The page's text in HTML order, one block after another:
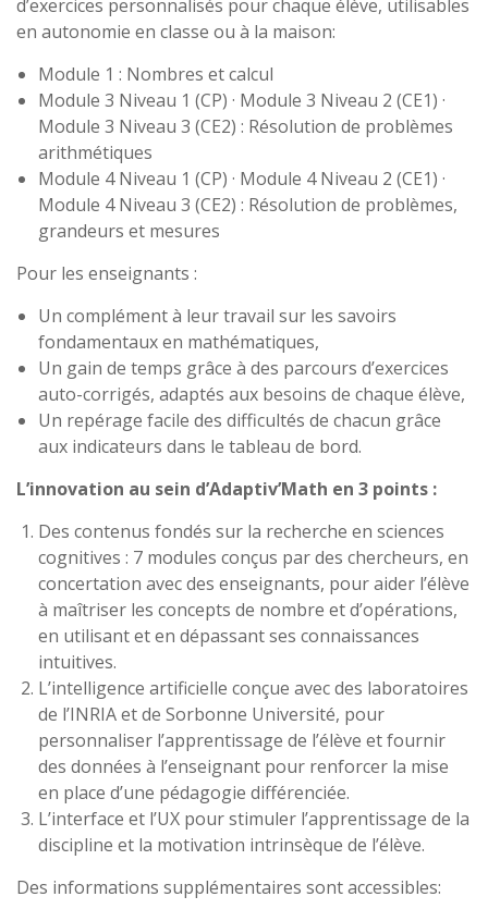
d’exercices personnalisés pour chaque élève, utilisables
en autonomie en classe ou à la maison:
Module 1 : Nombres et calcul
Module 3 Niveau 1 (CP) · Module 3 Niveau 2 (CE1) ·
Module 3 Niveau 3 (CE2) : Résolution de problèmes
arithmétiques
Module 4 Niveau 1 (CP) · Module 4 Niveau 2 (CE1) ·
Module 4 Niveau 3 (CE2) : Résolution de problèmes,
grandeurs et mesures
Pour les enseignants :
Un complément à leur travail sur les savoirs
fondamentaux en mathématiques,
Un gain de temps grâce à des parcours d’exercices
auto-corrigés, adaptés aux besoins de chaque élève,
Un repérage facile des difficultés de chacun grâce
aux indicateurs dans le tableau de bord.
L’innovation au sein d’Adaptiv’Math en 3 points :
Des contenus fondés sur la recherche en sciences
cognitives : 7 modules conçus par des chercheurs, en
concertation avec des enseignants, pour aider l’élève
à maîtriser les concepts de nombre et d’opérations,
en utilisant et en dépassant ses connaissances
intuitives.
L’intelligence artificielle conçue avec des laboratoires
de l’INRIA et de Sorbonne Université, pour
personnaliser l’apprentissage de l’élève et fournir
des données à l’enseignant pour renforcer la mise
en place d’une pédagogie différenciée.
L’interface et l’UX pour stimuler l’apprentissage de la
discipline et la motivation intrinsèque de l’élève.
Des informations supplémentaires sont accessibles: